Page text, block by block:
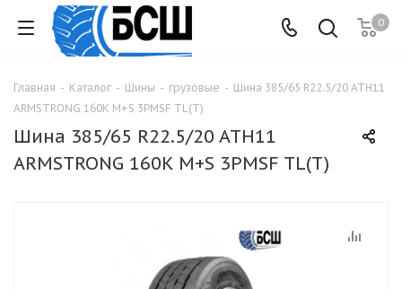
0
Главная - Каталог - Шины - грузовые - Шина 385/65 R22.5/20 ATH11
ARMSTRONG 160K M+S 3PMSF TL(T)
Шина 385/65 R22.5/20 ATH11
ARMSTRONG 160K M+S 3PMSF TL(T)